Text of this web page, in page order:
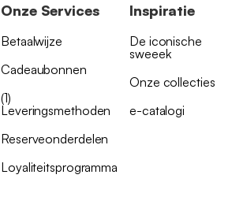
Onze Services
Betaalwijze
Cadeaubonnen
(1)
Leveringsmethoden
Reserveonderdelen
Loyaliteitsprogramma
Inspiratie
De iconische
sweeek
Onze collecties
e-catalogi